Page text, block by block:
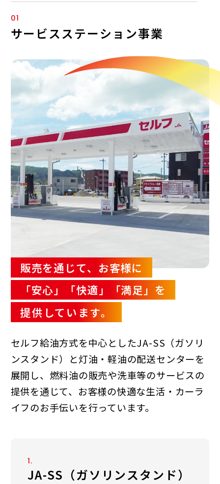
01
サービスステーション事業
販売を通じて、お客様に
「安心」「快適」「満足」を
提供しています。
セルフ給油方式を中心としたJA-SS（ガソリ
ンスタンド）と灯油・軽油の配送センターを
展開 し、燃料油の販売や洗車等のサービスの
提供を通じて、お客様の快適な生活・カーラ
イフのお手伝いを行っています。
1.
JA-SS（ガソリンスタンド）